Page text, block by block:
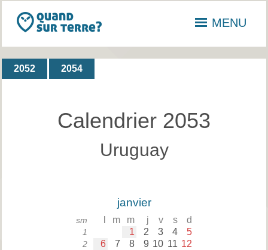
MENU
2052 2054
Calendrier 2053
Uruguay
janvier
sm m m j v s d
1 1 2 3 4 5
2 6 7 8 9 10 11 12